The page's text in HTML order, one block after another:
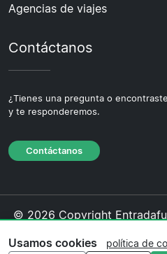
Agencias de viajes
Contáctanos
¿Tienes una pregunta o
y te responderemos.
Contáctanos
© 2026 Copyright
cookies·
Usamos cookies política de